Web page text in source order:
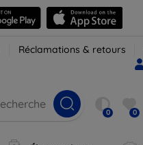
Réclamations & retours
0 0